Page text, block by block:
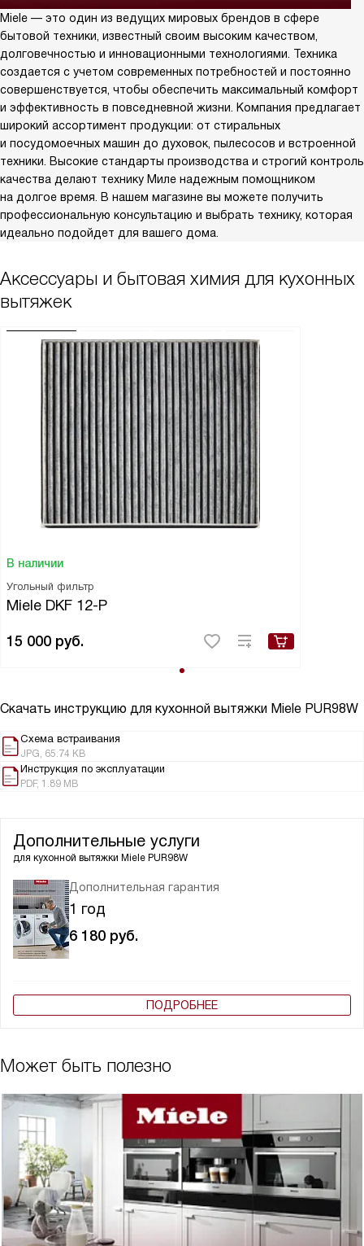
Miele — это один из ведущих мировых брендов в сфере
бытовой техники, известный своим высоким качеством,
долговечностью и инновационными технологиями. Техника
создается с учетом современных потребностей и постоянно
совершенствуется, чтобы обеспечить максимальный комфорт
и эффективность в повседневной жизни. Компания предлагает
широкий ассортимент продукции: от стиральных
и посудомоечных машин до духовок, пылесосов и встроенной
техники. Высокие стандарты производства и строгий контроль
качества делают технику Миле надежным помощником
на долгое время. В нашем магазине вы можете получить
профессиональную консультацию и выбрать технику, которая
идеально подойдет для вашего дома.
Аксессуары и бытовая химия для кухонных
вытяжек
В наличии
Угольный фильтр
Miele DKF 12-P
15 000 руб.
Скачать инструкцию для кухонной вытяжки Miele PUR98W
Схема встраивания
JPG, 65.74 KB
Инструкция по эксплуатации
PDF, 1.89 MB
Дополнительные услуги
для кухонной вытяжки Miele PUR98W
Дополнительная гарантия
1 год
6 180 руб.
ПОДРОБНЕЕ
Может быть полезно